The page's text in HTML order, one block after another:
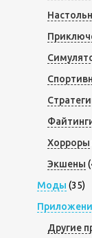
Хорроры
Экшены
Моды (35)
Другие